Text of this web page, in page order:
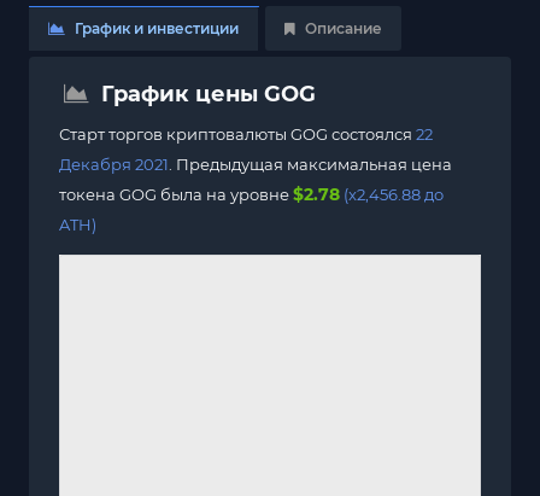
График и инвестиции Описание
График цены GOG
Старт торгов криптовалюты GOG состоялся 22
Декабря 2021 . Предыдущая максимальная цена
токена GOG была на уровне$2.78 (x2,456.88 до
ATH)